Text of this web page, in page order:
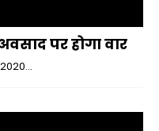
पर होगा वार